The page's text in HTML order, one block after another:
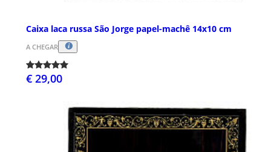
Caixa laca russa São Jorge papel-machê 14x10 cm
A CHEGAR
€ 29,00